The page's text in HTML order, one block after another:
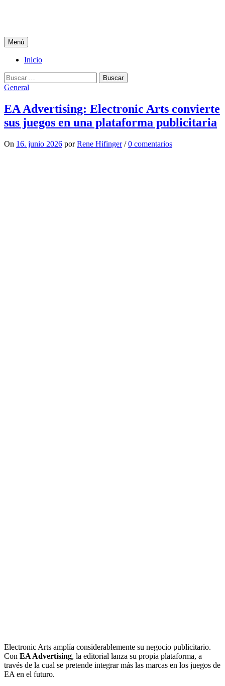
Menú
Inicio
Buscar:
General
EA Advertising: Electronic Arts convierte
sus juegos en una plataforma publicitaria
On 16. junio 2026 porRene Hifinger /0 comentarios
Electronic Arts amplía considerablemente su negocio publicitario.
Con EA Advertising, la editorial lanza su propia plataforma, a
través de la cual se pretende integrar más las marcas en los juegos de
EA en el futuro.